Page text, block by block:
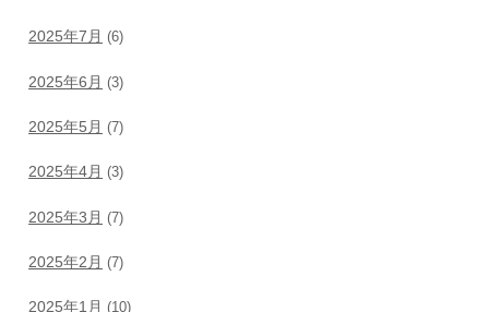
2025年7月 (6)
2025年6月 (3)
2025年5月 (7)
2025年4月 (3)
2025年3月 (7)
2025年2月 (7)
2025年1月 (10)